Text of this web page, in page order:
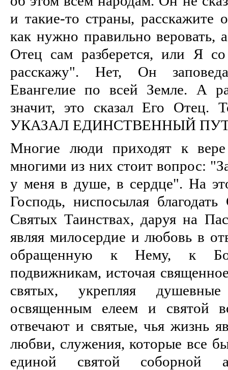
и такие-то страны,
как нужно правильно веровать,
Отец сам разберется, или Я
расскажу". Нет, Он
Евангелие по всей Земле. А
значит, это сказал Его
УКАЗАЛ ЕДИНСТВЕННЫЙ
Многие люди приходят к
многими из них стоит вопрос:
у меня в душе, в сердце". На
Господь, ниспосылая
Святых Таинствах, даруя на
являя милосердие и любовь в
обращенную к Нему, к
подвижникам, источая
святых, укрепляя
освященным елеем и святой
отвечают и святые, чья жизнь
любви, служения, которые все
единой святой соборной